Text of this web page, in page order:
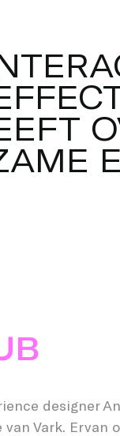
menskracht.
het spel met
ZERO
TERA
FFEC
EFT O
AME E
designer
Vark. Ervan